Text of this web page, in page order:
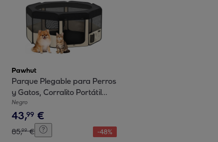
Pawhut
Parque Plegable para Perros
y Gatos, Corralito Portátil
para Animales Pequeños
Impermeable de Tela Oxford
con 2 Puertas, para Exterior
e Interior, Ø90x41 cm, Negro
Negro
43,99 €
85,99 € -48%